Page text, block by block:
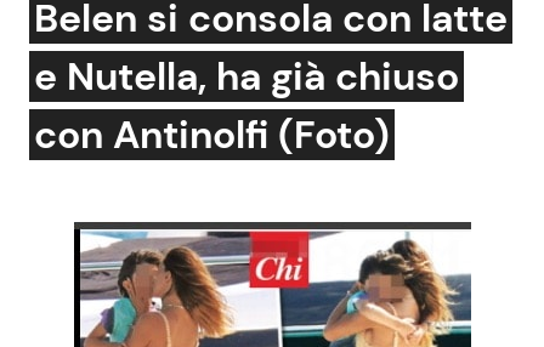
Cerca:
News e Cronaca
Attualità Italiana
Dal Mondo
Economia
Gossip e TV
Bellezze VIP
Coppie VIP
Fiction e Serie TV
Belen si consola con latte
e Nutella, ha già chiuso
con Antinolfi (Foto)